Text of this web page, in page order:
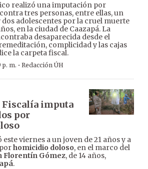
realizó una imputación por
tres personas, entre ellas, un
dos adolescentes por la cruel muerte
en la ciudad de Caazapá. La
desaparecida desde el
complicidad y las cajas
la carpeta fiscal.
p. m. · Redacción ÚH
Fiscalía imputa
por
viernes a un joven de 21 años y a
homicidio doloso, en el marco del
Florentín Gómez, de 14 años,
.